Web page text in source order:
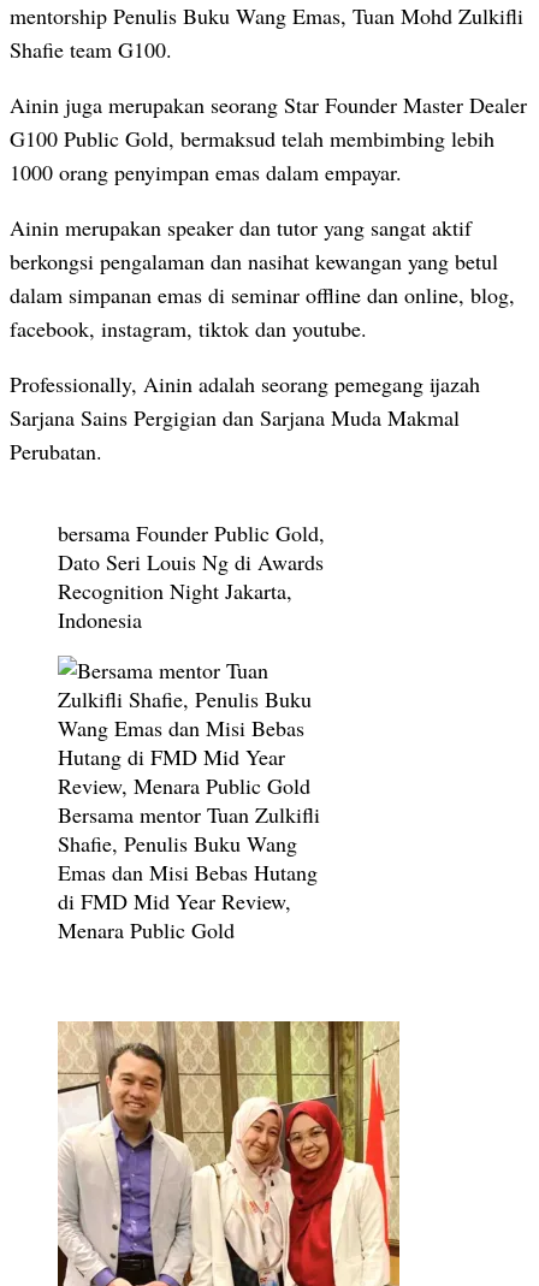
mentorship Penulis Buku Wang Emas, Tuan Mohd Zulkifli
Shafie team G100.
Ainin juga merupakan seorang Star Founder Master Dealer
G100 Public Gold, bermaksud telah membimbing lebih
1000 orang penyimpan emas dalam empayar.
Ainin merupakan speaker dan tutor yang sangat aktif
berkongsi pengalaman dan nasihat kewangan yang betul
dalam simpanan emas di seminar offline dan online, blog,
facebook, instagram, tiktok dan youtube.
Professionally, Ainin adalah seorang pemegang ijazah
Sarjana Sains Pergigian dan Sarjana Muda Makmal
Perubatan.
bersama Founder Public Gold,
Dato Seri Louis Ng di Awards
Recognition Night Jakarta,
Indonesia
Bersama mentor Tuan Zulkifli
Shafie, Penulis Buku Wang
Emas dan Misi Bebas Hutang
di FMD Mid Year Review,
Menara Public Gold